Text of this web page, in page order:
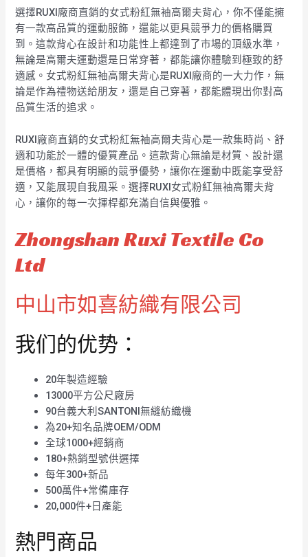
選擇RUXI廠商直銷的女式粉紅無袖高爾夫背心，你不僅能擁
有一款高品質的運動服飾，還能以更具競爭力的價格購買
到。這款背心在設計和功能性上都達到了市場的頂級水準，
無論是高爾夫運動還是日常穿著，都能讓你體驗到極致的舒
適感。女式粉紅無袖高爾夫背心是RUXI廠商的一大力作，無
論是作為禮物送給朋友，還是自己穿著，都能體現出你對高
品質生活的追求。
RUXI廠商直銷的女式粉紅無袖高爾夫背心是一款集時尚、舒
適和功能於一體的優質產品。這款背心無論是材質、設計還
是價格，都具有明顯的競爭優勢，讓你在運動中既能享受舒
適，又能展現自我風采。選擇RUXI女式粉紅無袖高爾夫背
心，讓你的每一次揮桿都充滿自信與優雅。
Zhongshan Ruxi Textile Co
Ltd
中山市如喜紡織有限公司
我们的优势：
20年製造經驗
13000平方公尺廠房
90台義大利SANTONI無縫紡織機
為20+知名品牌OEM/ODM
全球1000+經銷商
180+熱銷型號供選擇
每年300+新品
500萬件+常備庫存
20,000件+日產能
熱門商品